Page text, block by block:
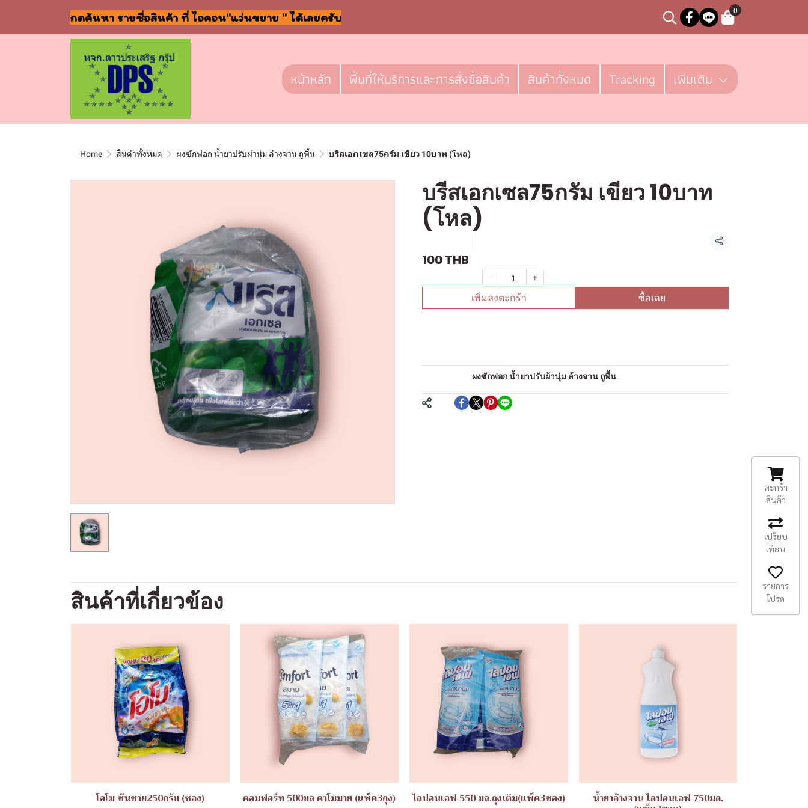
กดค้นหา รายชื่อสินค้า ที่ ไอคอน"แว่นขยาย " ได้เลยครับ
0
หน้าหลัก พื้นที่ให้บริการและการสั่งซื้อสินค้า สินค้าทั้งหมด Tracking เพิ่มเติม
Home สินค้าทั้งหมด ผงซักฟอก น้ำยาปรับผ้านุ่ม ล้างจาน ถูพื้น บรีสเอกเซล75กรัม เขียว 10บาท (โหล)
บรีสเอกเซล75กรัม เขียว 10บาท
(โหล)
แชร์
100 THB
เพิ่มลงตะกร้า ซื้อเลย
ผงซักฟอก น้ำยาปรับผ้านุ่ม ล้างจาน ถูพื้น
สินค้าที่เกี่ยวข้อง
โอโม ซันชาย250กรัม (ซอง) คอมฟอร์ท 500มล คาโมมาย (แพ็ค3ถุง) ไลปอนเอฟ 550 มล.ถุงเติม(แพ็ค3ซอง) น้ำยาล้างจาน ไลปอนเอฟ 750มล.
ตะกร้า
สินค้า
เปรียบ
เทียบ
รายการ
โปรด